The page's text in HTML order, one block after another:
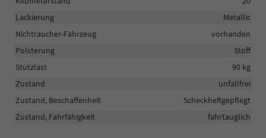
Lackierung
Metallic
Nichtraucher-Fahrzeug
vorhanden
Polsterung
Stoff
Stützlast
90 kg
Zustand
unfallfrei
Zustand, Beschaffenheit
Scheckheftgepflegt
Zustand, Fahrfähigkeit
fahrtauglich